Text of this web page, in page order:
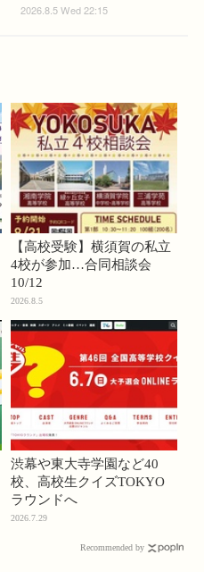
2026.8.5 Wed 22:15
【高校受験】横須賀の私立
4校が参加…合同相談会
10/12
2026.8.5
渋幕や東大寺学園など40
校、高校生クイズTOKYO
ラウンドへ
2026.7.29
Recommended by